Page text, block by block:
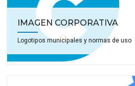
IMAGEN CORPORATIVA
Logotipos municipales y normas de uso